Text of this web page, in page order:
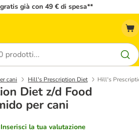
già con 49 € di spesa**
cani Hill's Prescription Diet Hill's
Diet z/d Food
per cani
Inserisci la tua valutazione